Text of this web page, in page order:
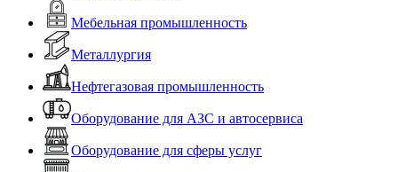
Мебельная промышленность
Металлургия
Нефтегазовая промышленность
Оборудование для АЗС и автосервиса
Оборудование для сферы услуг